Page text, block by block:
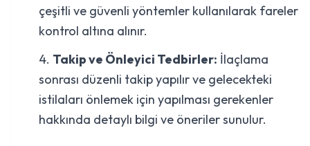
çeşitli ve güvenli yöntemler kullanılarak fareler
kontrol altına alınır.
Takip ve Önleyici Tedbirler: İlaçlama
sonrası düzenli takip yapılır ve gelecekteki
istilaları önlemek için yapılması gerekenler
hakkında detaylı bilgi ve öneriler sunulur.